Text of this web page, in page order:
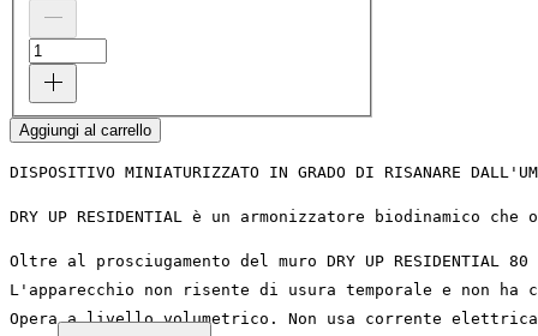
Aggiungi al carrello
DISPOSITIVO MINIATURIZZATO IN GRADO DI RISANARE
DRY UP RESIDENTIAL è un armonizzatore biodinamico
Oltre al prosciugamento del muro DRY UP
L'apparecchio non risente di usura temporale e non ha
Opera a livello volumetrico. Non usa corrente